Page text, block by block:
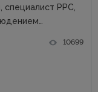
PPC,
аудит
10699